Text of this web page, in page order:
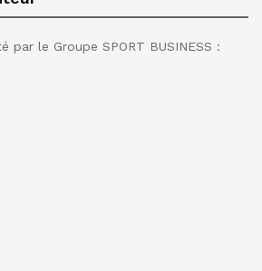
par le Groupe SPORT BUSINESS :